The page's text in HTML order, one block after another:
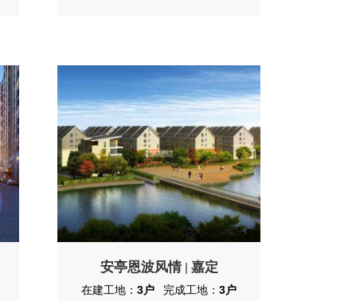
向面宽、四开间朝南，客厅局部挑空6.7
米，其中底层设老人套房；室内3.1-3.6
米 ，地下室3.3米南北双向下沉式庭院。
安亭恩波风情| 嘉定
在建工地： 3户 完成工地：3户